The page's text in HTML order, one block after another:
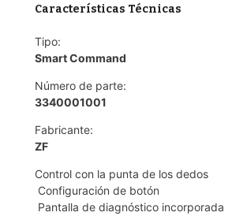
Características Técnicas
Tipo:
Smart Command
Número de parte:
3340001001
Fabricante:
ZF
Control con la punta de los dedos
Configuración de botón
Pantalla de diagnóstico incorporada